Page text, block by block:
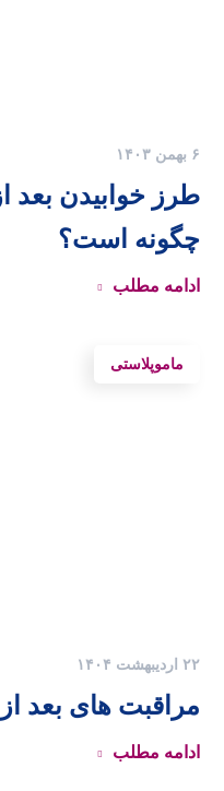
۶ بهمن ۱۴۰۳
طرز خوابیدن بعد
چگونه است؟
ادامه مطلب
ماموپلاستی
۲۲ اردیبهشت ۱۴۰۴
مراقبت های بعد
ادامه مطلب